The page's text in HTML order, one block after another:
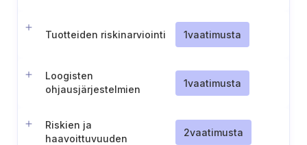
Tuotteiden riskinarviointi 1vaatimusta
Loogisten
ohjausjärjestelmien
1vaatimusta
Riskien ja
haavoittuvuuden
2vaatimusta